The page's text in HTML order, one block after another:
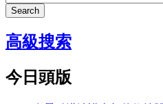
Search
高級搜索
今日頭版